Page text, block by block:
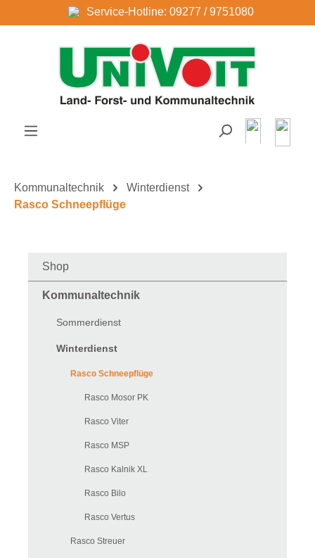
Zum Hauptinhalt springenService-Hotline: 09277 / 9751080
Kommunaltechnik
Winterdienst
Rasco Schneepflüge
Shop
Kommunaltechnik
Sommerdienst
Winterdienst
Rasco Schneepflüge
Rasco Mosor PK
Rasco Viter
Rasco MSP
Rasco Kalnik XL
Rasco Bilo
Rasco Vertus
Rasco Streuer